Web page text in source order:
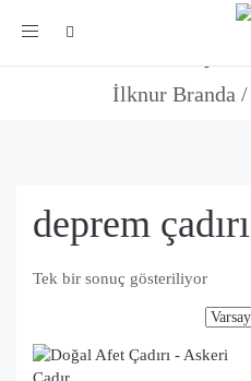
Toggle
İlknur Branda /
deprem çadırı
Tek bir sonuç gösteriliyor